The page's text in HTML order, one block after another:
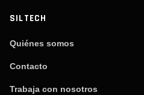
SILTECH
Quiénes somos
Contacto
Trabaja con nosotros